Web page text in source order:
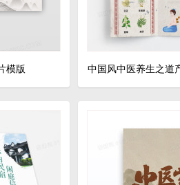
模版 中国风中医养生之道